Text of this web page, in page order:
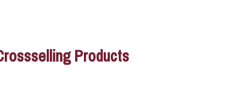
Products